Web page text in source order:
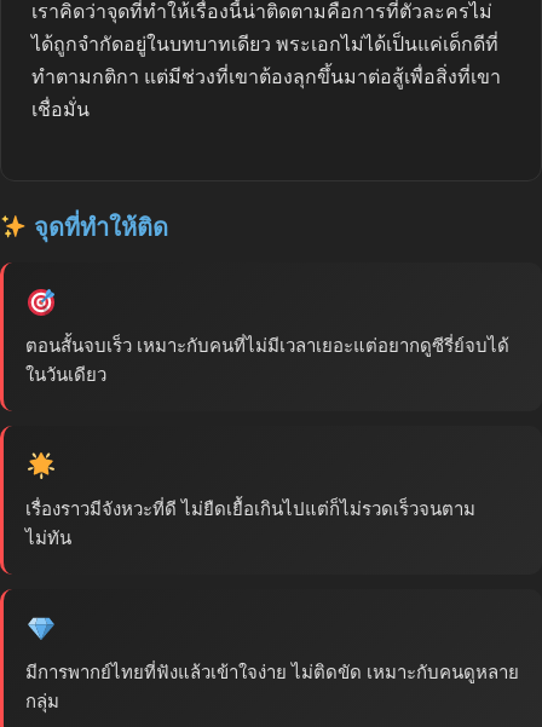
เราคิดว่าจุดที่ทำให้เรื่องนี้น่าติดตามคือการที่ตัวละครไม่
ได้ถูกจำกัดอยู่ในบทบาทเดียว พระเอกไม่ได้เป็นแค่เด็กดีที่
ทำตามกติกา แต่มีช่วงที่เขาต้องลุกขึ้นมาต่อสู้เพื่อสิ่งที่เขา
เชื่อมั่น
จุดที่ทำให้ติด
ตอนสั้นจบเร็ว เหมาะกับคนที่ไม่มีเวลาเยอะแต่อยากดูซีรี่ย์จบได้
ในวันเดียว
เรื่องราวมีจังหวะที่ดี ไม่ยืดเยื้อเกินไปแต่ก็ไม่รวดเร็วจนตาม
ไม่ทัน
มีการพากย์ไทยที่ฟังแล้วเข้าใจง่าย ไม่ติดขัด เหมาะกับคนดูหลาย
กลุ่ม